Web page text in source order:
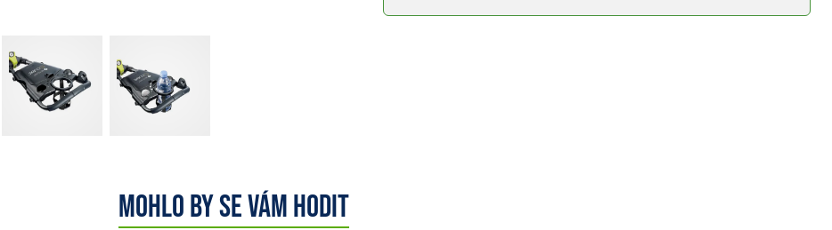
Mohlo by se vám hodit